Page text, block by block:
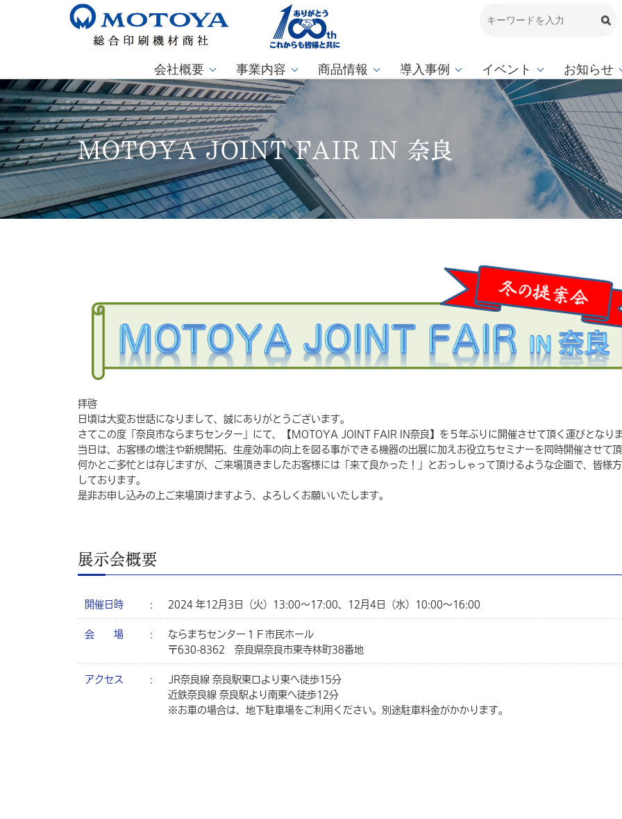
会社概要 事業内容 商品情報 導入事例 イベント お知らせ
MOTOYA JOINT FAIR IN 奈良
拝啓
日頃は大変お世話になりまして、誠にありがとうございます。
さてこの度「奈良市ならまちセンター」にて、【MOTOYA JOINT FAIR IN奈良】を５年ぶりに開催させて頂く運びとなりま
当日は、お客様の増注や新規開拓、生産効率の向上を図る事ができる機器の出展に加えお役立ちセミナーを同時開催させて頂
何かとご多忙とは存じますが、ご来場頂きましたお客様には「来て良かった！」とおっしゃって頂けるような企画で、皆様
しております。
是非お申し込みの上ご来場頂けますよう、よろしくお願いいたします。
展示会概要
開催日時 2024 年12月3日（火）13:00～17:00、12月4日（水）10:00～16:00
会 場
ならまちセンター１Ｆ市民ホール
〒630-8362 奈良県奈良市東寺林町38番地
アクセス
JR奈良線 奈良駅東口より東へ徒歩15分
近鉄奈良線 奈良駅より南東へ徒歩12分
※お車の場合は、地下駐車場をご利用ください。別途駐車料金がかかります。